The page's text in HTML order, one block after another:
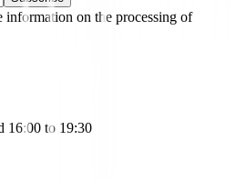
information on the processing of
16:00 to 19:30